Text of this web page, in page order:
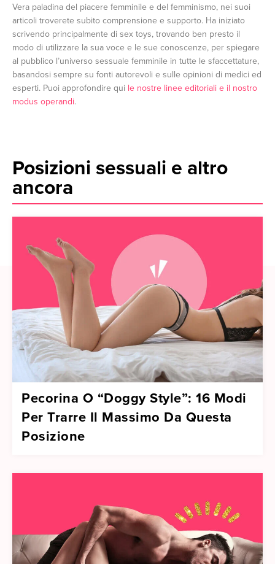
Vera paladina del piacere femminile e del femminismo, nei suoi
articoli troverete subito comprensione e supporto. Ha iniziato
scrivendo principalmente di sex toys, trovando ben presto il
modo di utilizzare la sua voce e le sue conoscenze, per spiegare
al pubblico l’universo sessuale femminile in tutte le sfaccettature,
basandosi sempre su fonti autorevoli e sulle opinioni di medici ed
esperti. Puoi approfondire qui le nostre linee editoriali e il nostro
modus operandi.
Posizioni sessuali e altro
ancora
Pecorina O “Doggy Style”: 16 Modi
Per Trarre Il Massimo Da Questa
Posizione